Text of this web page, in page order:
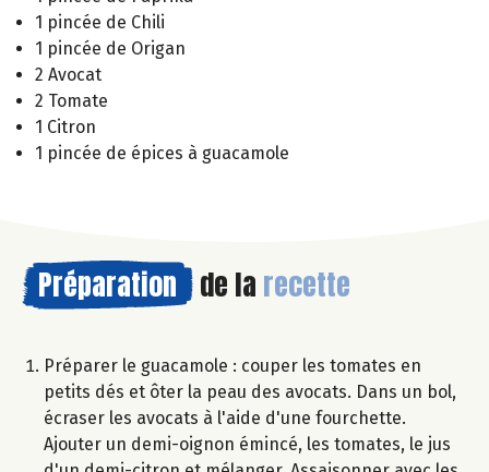
1 pincée de Chili
1 pincée de Origan
2 Avocat
2 Tomate
1 Citron
1 pincée de épices à guacamole
Préparation de la recette
Préparer le guacamole : couper les tomates en
petits dés et ôter la peau des avocats. Dans un bol,
écraser les avocats à l'aide d'une fourchette.
Ajouter un demi-oignon émincé, les tomates, le jus